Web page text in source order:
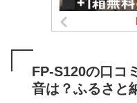
FP-S120の口コ
音は？ふるさと